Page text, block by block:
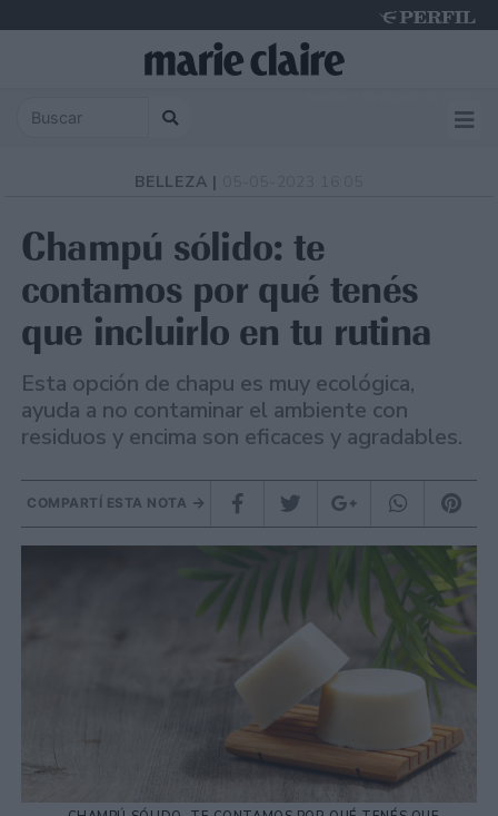
BELLEZA |
Champú sólido: te
contamos por qué tenés
que incluirlo en tu rutina
Esta opción de chapu es muy ecológica,
ayuda a no contaminar el ambiente con
residuos y encima son eficaces y agradables.
COMPARTÍ ESTA NOTA